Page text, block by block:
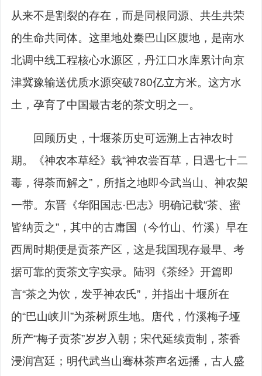
从来不是割裂的存在，而是同根同源、共生共荣
的生命共同体。这里地处秦巴山区腹地，是南水
北调中线工程核心水源区，丹江口水库累计向京
津冀豫输送优质水源突破780亿立方米。这方水
土，孕育了中国最古老的茶文明之一。
回顾历史，十堰茶历史可远溯上古神农时
期。《神农本草经》载“神农尝百草，日遇七十二
毒，得荼而解之”，所指之地即今武当山、神农架
一带。东晋《华阳国志·巴志》明确记载“茶、蜜
皆纳贡之”，其中的古庸国（今竹山、竹溪）早在
西周时期便是贡茶产区，这是我国现存最早、考
据可靠的贡茶文字实录。陆羽《茶经》开篇即
言“茶之为饮，发乎神农氏”，并指出十堰所在
的“巴山峡川”为茶树原生地。唐代，竹溪梅子垭
所产“梅子贡茶”岁岁入朝；宋代延续贡制，茶香
浸润宫廷；明代武当山骞林茶声名远播，古人盛